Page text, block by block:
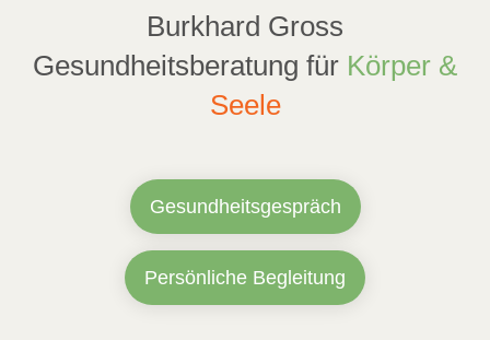
Burkhard Gross
Gesundheitsberatung für Körper &
Seele
Gesundheitsgespräch
Persönliche Begleitung